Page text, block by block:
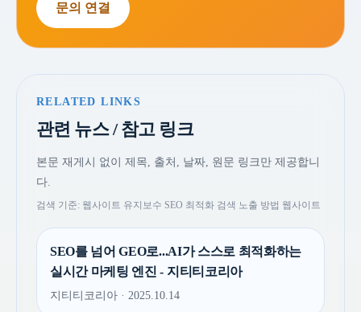
문의 연결
RELATED LINKS
관련 뉴스 / 참고 링크
본문 재게시 없이 제목, 출처, 날짜, 원문 링크만 제공합니
다.
검색 기준: 웹사이트 유지보수 SEO 최적화 검색 노출 방법 웹사이트
SEO를 넘어 GEO로...AI가 스스로 최적화하는
실시간 마케팅 엔진 - 지티티코리아
지티티코리아 · 2025.10.14